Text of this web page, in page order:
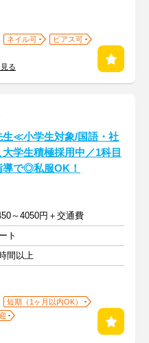
ネイル可
ピアス可
る
生≪小学生対象/国語・社
学生積極採用中／1科目
導で◎私服OK！
～4050円＋交通費
ト
間以上
短期（1ヶ月以内OK）